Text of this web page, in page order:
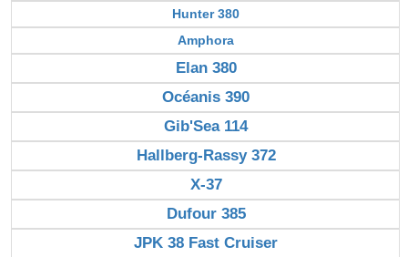
Hunter 380
Amphora
Elan 380
Océanis 390
Gib'Sea 114
Hallberg-Rassy 372
X-37
Dufour 385
JPK 38 Fast Cruiser